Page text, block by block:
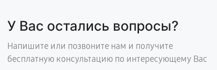
У Вас остались вопросы?
Напишите или позвоните нам и получите
бесплатную консультацию по интересующему Вас